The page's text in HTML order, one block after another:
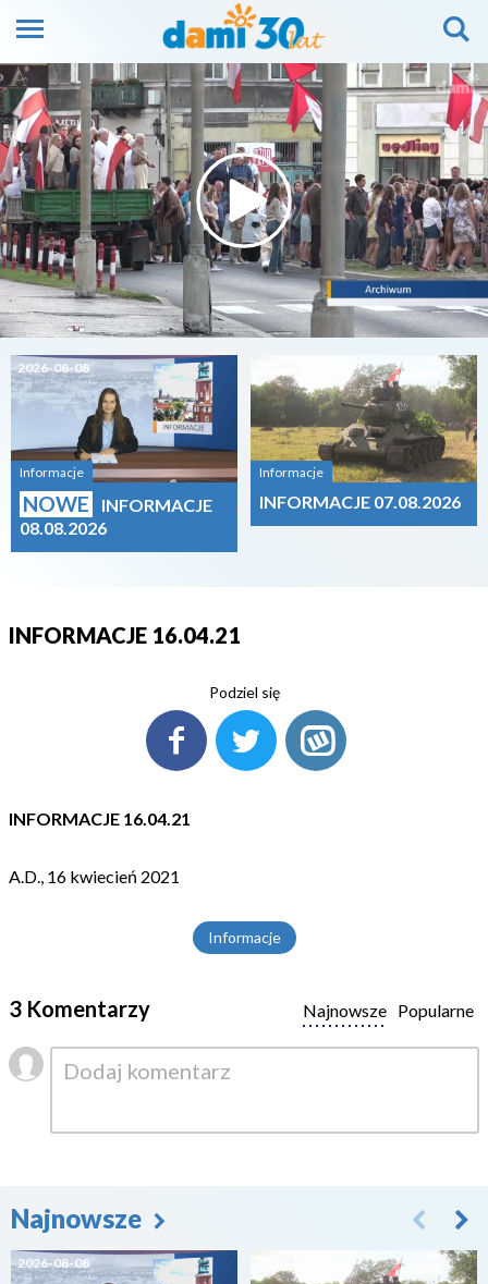
2026-08-08
Informacje
NOWE
INFORMACJE
08.08.2026
Informacje
INFORMACJE 07.08.2026
INFORMACJE 16.04.21
Podziel się
INFORMACJE 16.04.21
A.D., 16 kwiecień 2021
Informacje
3 Komentarzy Popularne
Najnowsze
Najnowsze
2026-08-08